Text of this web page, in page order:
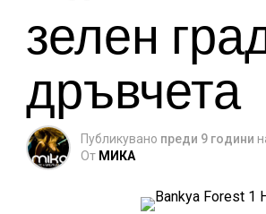
зелен
дръвчета
Публикувано преди 9 години
От МИКА